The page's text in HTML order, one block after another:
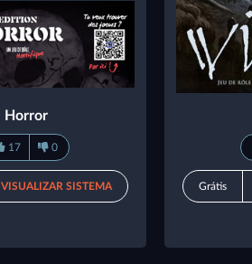
Horror
17 0
VISUALIZAR SISTEMA Grátis